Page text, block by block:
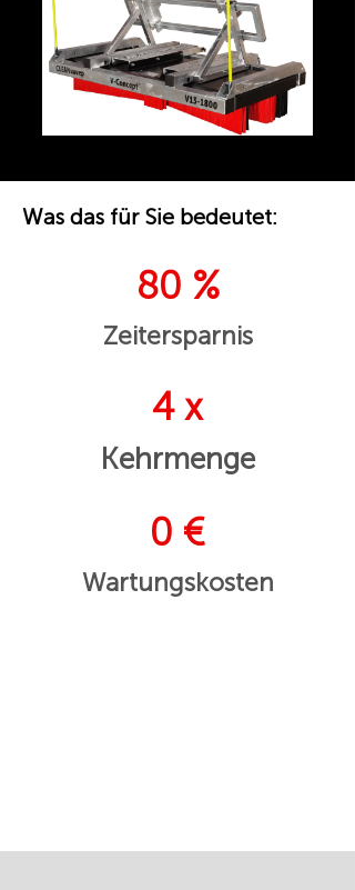
Was das für Sie bedeutet:
80 %
Zeitersparnis
4 x
Kehrmenge
0 €
Wartungskosten